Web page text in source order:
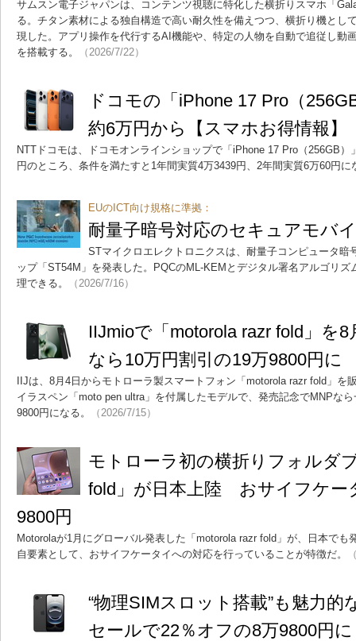
サムスン電子ジャパンは、コンテンツ視聴に特化した横折りスマホ「
る。チタン素材による独自構造で高い耐久性を備えつつ、横折り機とし
現した。アプリ操作を代行するAI機能や、特定の人物を自動で追従し動
を搭載する。
（2026/7/22）
ドコモの「iPhone 17 Pro（
約6万円から【スマホお得情報】
NTTドコモは、ドコモオンラインショップで「iPhone 17 Pro（256GB
円のところ、条件を満たすと1年間実質4万3439円、2年間実質6万60円に
EUのICT向け規格に準拠：
耐量子暗号対応のセキュアモバ
STマイクロエレクトロニクスは、耐量子コンピュータ暗
ップ「ST54M」を発表した。PQCのML-KEMとデジタル署名アルゴリ
理できる。
（2026/7/16）
IIJmioで「motorola razr fold」を
なら10万円割引の19万9800円に
IIJは、8月4日からモトローラ製スマートフォン「motorola razr fold」を
イラスペン「moto pen ultra」を付属したモデルで、発売記念でMNPな
9800円になる。
（2026/7/15）
モトローラ初の横折りフォルダ
fold」が日本上陸 おサイフケー
9800円
Motorolaが1月にグローバル発表した「motorola razr fold」が、日本でも
自要素として、おサイフケータイへの対応を行っていることが特徴だ。
“物理SIMスロット搭載”も魅力的
セールで22％オフの8万9800円に